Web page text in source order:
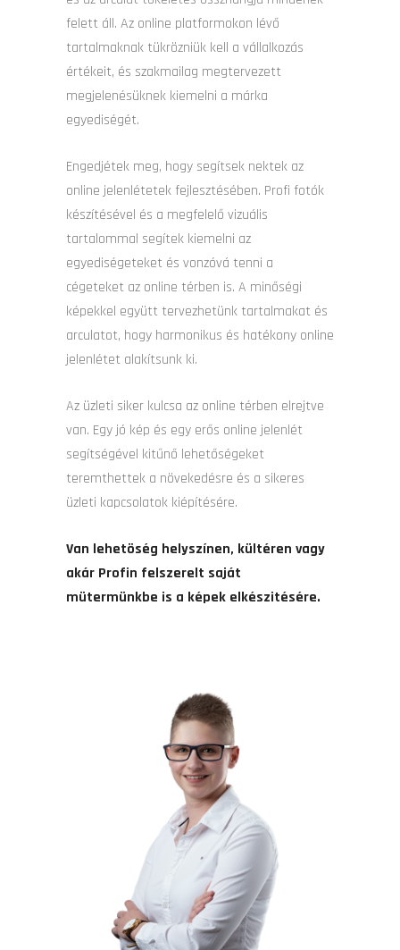
felett áll. Az online platformokon lévő
tartalmaknak tükrözniük kell a vállalkozás
értékeit, és szakmailag megtervezett
megjelenésüknek kiemelni a márka
egyediségét.
Engedjétek meg, hogy segítsek nektek az
online jelenlétetek fejlesztésében. Profi fotók
készítésével és a megfelelő vizuális
tartalommal segítek kiemelni az
egyediségeteket és vonzóvá tenni a
cégeteket az online térben is. A minőségi
képekkel együtt tervezhetünk tartalmakat és
arculatot, hogy harmonikus és hatékony online
jelenlétet alakítsunk ki.
Az üzleti siker kulcsa az online térben elrejtve
van. Egy jó kép és egy erős online jelenlét
segítségével kitűnő lehetőségeket
teremthettek a növekedésre és a sikeres
üzleti kapcsolatok kiépítésére.
Van lehetöség helyszínen, kültéren vagy
akár Profin felszerelt saját
mütermünkbe is a képek elkészitésére.